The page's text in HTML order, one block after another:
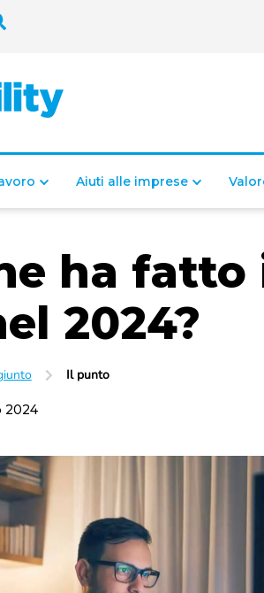
Aiuti alle imprese
ha fatto
2024?
Il punto
2024